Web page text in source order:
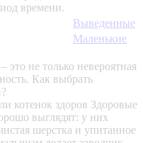
времени.
Выведенные
Маленькие
это не только невероятная
Как выбрать
котенок здоров Здоровые
выглядят: у них
шерстка и упитанное